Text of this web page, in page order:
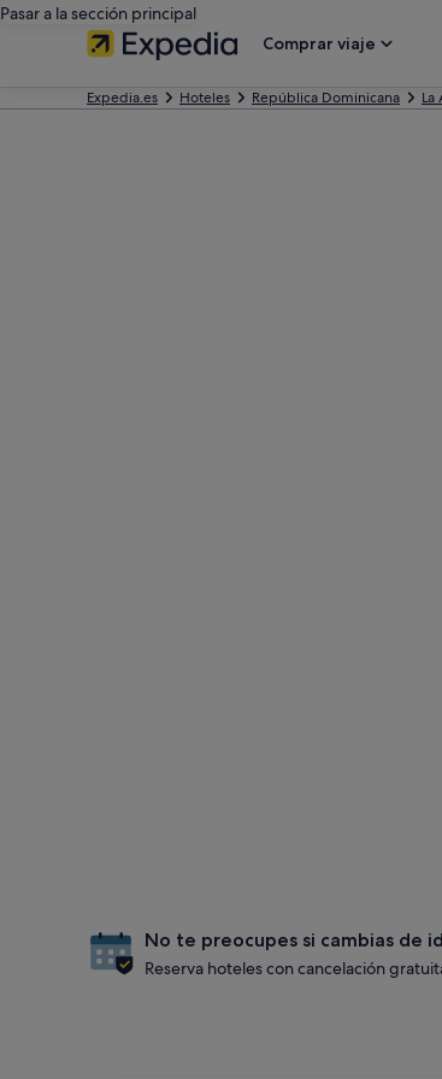
Pasar a la sección principal
Comprar viaje
Expedia.es Hoteles República Dominicana La
No te preocupes si cambias de
Reserva hoteles con cancelación